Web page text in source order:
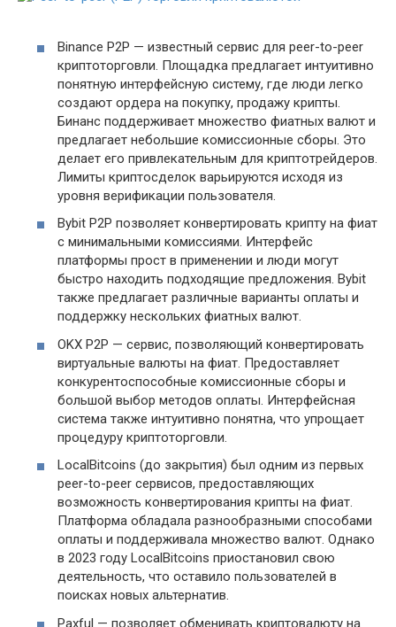
Binance P2P — известный сервис для peer-to-peer
криптоторговли. Площадка предлагает интуитивно
понятную интерфейсную систему, где люди легко
создают ордера на покупку, продажу крипты.
Бинанс поддерживает множество фиатных валют и
предлагает небольшие комиссионные сборы. Это
делает его привлекательным для криптотрейдеров.
Лимиты криптосделок варьируются исходя из
уровня верификации пользователя.
Bybit P2P позволяет конвертировать крипту на фиат
с минимальными комиссиями. Интерфейс
платформы прост в применении и люди могут
быстро находить подходящие предложения. Bybit
также предлагает различные варианты оплаты и
поддержку нескольких фиатных валют.
OKX P2P — сервис, позволяющий конвертировать
виртуальные валюты на фиат. Предоставляет
конкурентоспособные комиссионные сборы и
большой выбор методов оплаты. Интерфейсная
система также интуитивно понятна, что упрощает
процедуру криптоторговли.
LocalBitcoins (до закрытия) был одним из первых
peer-to-peer сервисов, предоставляющих
возможность конвертирования крипты на фиат.
Платформа обладала разнообразными способами
оплаты и поддерживала множество валют. Однако
в 2023 году LocalBitcoins приостановил свою
деятельность, что оставило пользователей в
поисках новых альтернатив.
Paxful — позволяет обменивать криптовалюту на